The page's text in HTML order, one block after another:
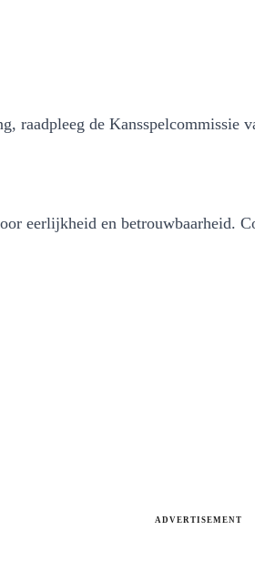
raadpleeg de Kansspelcommissie
eerlijkheid en betrouwbaarheid.
ADVERTISEMENT